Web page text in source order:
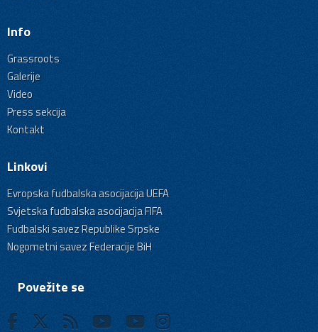
Info
Grassroots
Galerije
Video
Press sekcija
Kontakt
Linkovi
Evropska fudbalska asocijacija UEFA
Svjetska fudbalska asocijacija FIFA
Fudbalski savez Republike Srpske
Nogometni savez Federacije BiH
Povežite se